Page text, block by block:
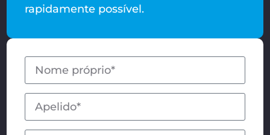
rapidamente possível.